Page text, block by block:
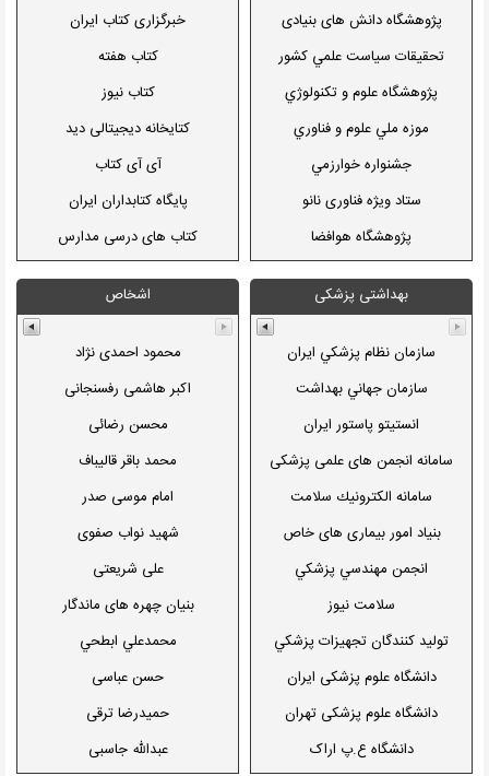
كاتبان
گیلان
مازندران
یزد
شهرکرد
اراک
اردبیل
اروميه
الزهرا
ايلام
شهيد چمران اهواز
شيراز
پژوهشگاه دانش های بنیادی
تحقيقات سياست علمي کشور
پژوهشگاه علوم و تکنولوژي
پيشرفته
موزه ملي علوم و فناوري
جشنواره خوارزمي
ستاد ویژه فناوری نانو
پژوهشگاه هوافضا
پژوهشگاه پلیمر و پتروشیمی
پژوهشگاه ژنتیک و زیست فناوری
پژوهشگاه زلزله
پژوهشگاه مواد
پژوهشکده رويان
پژوهشکده صنايع رنگ
مرکز پژوهشهاي شيمي
مرکز علوم پايه زنجان
مرکز ملي اقيانوس شناسي
شهرک علمي و تحقيقاتي اصفهان
موسسه پژوهش آموزش عالي
پایگاه اطلاعات علمی
پارک علم و فناوري تبريز
پارک علم و فناوري اراك
خبرگزاری کتاب ایران
کتاب هفته
کتاب نیوز
کتایخانه دیجیتالی دید
آی آی کتاب
پایگاه کتابداران ایران
کتاب های درسی مدارس
میراث مکتوب
دانلود بوک
کتابخانه تبیان
جیره کتاب
انتشارات سروش
انتشارات امیرکبیر
بهداشتی پزشکی
سازمان نظام پزشکي ايران
سازمان جهاني بهداشت
انستيتو پاستور ايران
سامانه انجمن های علمی پزشکی
ایرانی
سامانه الكترونيك سلامت
بنیاد امور بیماری های خاص
انجمن مهندسي پزشكي
سلامت نیوز
توليد كنندگان تجهيزات پزشكي
دانشگاه علوم پزشکی ایران
دانشگاه علوم پزشکی تهران
دانشگاه ع.پ اراک
اشخاص
محمود احمدی نژاد
اکبر هاشمی رفسنجانی
محسن رضائی
محمد باقر قاليباف
امام موسی صدر
شهید نواب صفوی
علی شریعتی
بنیان چهره های ماندگار
محمدعلي ابطحي
حسن عباسی
حميدرضا ترقی
عبدالله جاسبی